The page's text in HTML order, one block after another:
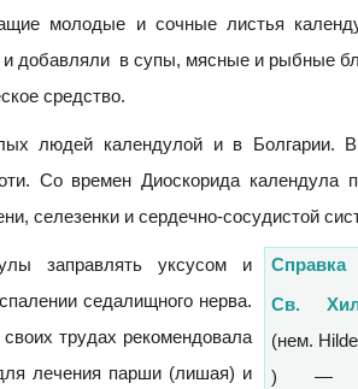
молодые и сочные листья
добавляли в супы, мясные и рыбные
средство.
людей календулой и в Болгарии.
Со времен Диоскорида календула
селезенки и сердечно-сосудистой
Справка
Св.
(нем.
) —
заправлять уксусом и
седалищного нерва.
трудах рекомендовала
лечения парши (лишая) и